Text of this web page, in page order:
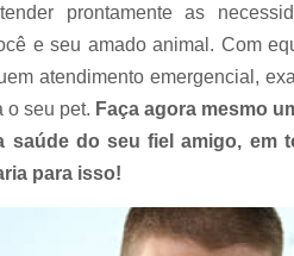
prontamente as
e seu amado animal. Com
atendimento emergencial,
o seu pet. Faça agora mesmo
saúde do seu fiel amigo, em
para isso!